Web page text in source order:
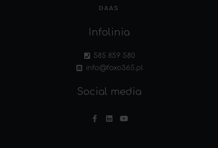
DAAS
Infolinia
585 859 580
info@foxo365.pl
Social media